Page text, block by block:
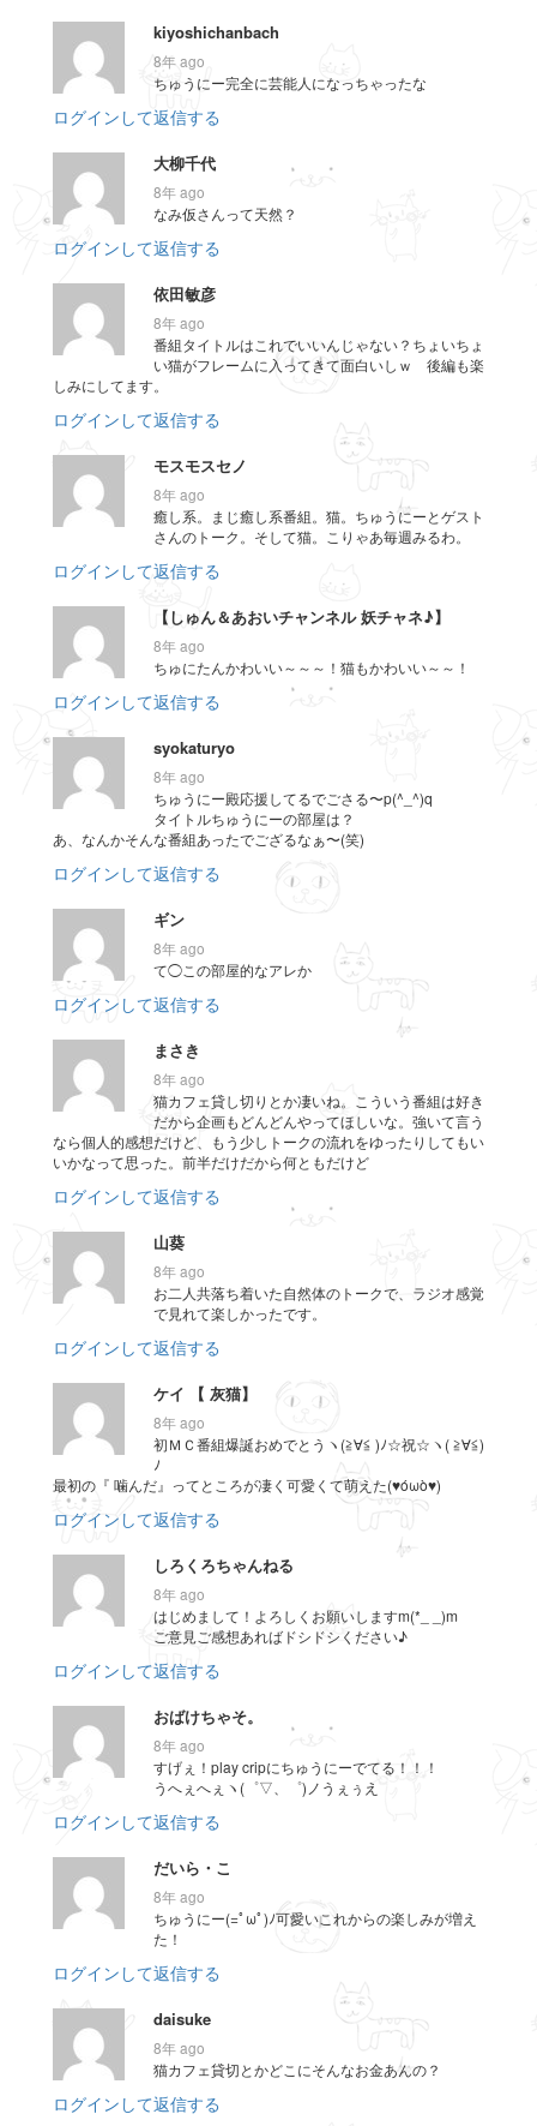
kiyoshichanbach
8年 ago
ちゅうにー完全に芸能人になっちゃったな
ログインして返信する
大柳千代
8年 ago
なみ仮さんって天然？
ログインして返信する
依田敏彦
8年 ago
番組タイトルはこれでいいんじゃない？ちょいちょ
い猫がフレームに入ってきて面白いしｗ 後編も楽
しみにしてます。
ログインして返信する
モスモスセノ
8年 ago
癒し系。まじ癒し系番組。猫。ちゅうにーとゲスト
さんのトーク。そして猫。こりゃあ毎週みるわ。
ログインして返信する
【しゅん＆あおいチャンネル 妖チャネ♪】
8年 ago
ちゅにたんかわいい～～～！猫もかわいい～～！
ログインして返信する
syokaturyo
8年 ago
ちゅうにー殿応援してるでごさる〜p(^_^)q
タイトルちゅうにーの部屋は？
あ、なんかそんな番組あったでござるなぁ〜(笑)
ログインして返信する
ギン
8年 ago
て◯この部屋的なアレか
ログインして返信する
まさき
8年 ago
猫カフェ貸し切りとか凄いね。こういう番組は好き
だから企画もどんどんやってほしいな。強いて言う
なら個人的感想だけど、もう少しトークの流れをゆったりしてもい
いかなって思った。前半だけだから何ともだけど
ログインして返信する
山葵
8年 ago
お二人共落ち着いた自然体のトークで、ラジオ感覚
で見れて楽しかったです。
ログインして返信する
ケイ 【 灰猫】
8年 ago
初ＭＣ番組爆誕おめでとうヽ(≧∀≦ )ﾉ☆祝☆ヽ( ≧∀≦)
ﾉ
最初の『 噛んだ』ってところが凄く可愛くて萌えた(♥óωò♥)
ログインして返信する
しろくろちゃんねる
8年 ago
はじめまして！よろしくお願いしますm(*_ _)m
ご意見ご感想あればドシドシください♪
ログインして返信する
おばけちゃそ。
8年 ago
すげぇ！play cripにちゅうにーでてる！！！
うへぇへぇヽ(゜▽、゜)ノうぇぅえ
ログインして返信する
だいら・こ
8年 ago
ちゅうにー(=ﾟωﾟ)ﾉ可愛いこれからの楽しみが増え
た！
ログインして返信する
daisuke
8年 ago
猫カフェ貸切とかどこにそんなお金あんの？
ログインして返信する